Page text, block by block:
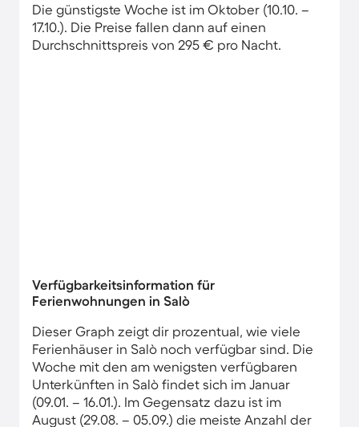
Die günstigste Woche ist im Oktober (10.10. –
17.10.). Die Preise fallen dann auf einen
Durchschnittspreis von 295 € pro Nacht.
Verfügbarkeitsinformation für
Ferienwohnungen in Salò
Dieser Graph zeigt dir prozentual, wie viele
Ferienhäuser in Salò noch verfügbar sind. Die
Woche mit den am wenigsten verfügbaren
Unterkünften in Salò findet sich im Januar
(09.01. – 16.01.). Im Gegensatz dazu ist im
August (29.08. – 05.09.) die meiste Anzahl der